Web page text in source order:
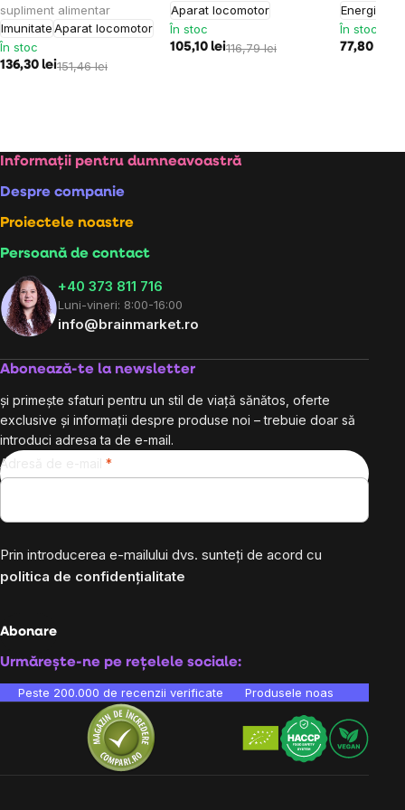
supliment alimentar
ImunitateAparat locomotor
În stoc
136,30 lei151,46 lei
Aparat locomotor
În stoc
105,10 lei116,79 lei
Energie
În stoc
77,80 lei
Subsol
Informații pentru dumneavoastră
Despre companie
Proiectele noastre
Persoană de contact
+40 373 811 716
Luni-vineri: 8:00-16:00
info@brainmarket.ro
Abonează-te la newsletter
și primește sfaturi pentru un stil de viață sănătos, oferte
exclusive și informații despre produse noi – trebuie doar să
introduci adresa ta de e-mail.
Adresă de e-mail
Prin introducerea e-mailului dvs. sunteți de acord cu
politica de confidențialitate
Abonare
Urmărește-ne pe rețelele sociale:
Peste 200.000 de recenzii verificate Produsele noastre sunt